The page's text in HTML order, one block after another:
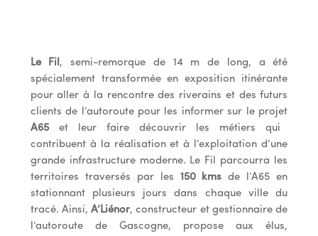
Le Fil , semi-remorque de 14 m de long, a été
spécialement transformée en exposition itinérante
pour aller à la rencontre des riverains et des futurs
clients de l’autoroute pour les informer sur le projet
A65et leur faire découvrir les métiers qui
contribuent à la réalisation et à l’exploitation d’une
grande infrastructure moderne. Le Fil parcourra les
territoires traversés par les 150 kms de l’A65 en
stationnant plusieurs jours dans chaque ville du
tracé. Ainsi,A’Liénor, constructeur et gestionnaire de
l’autoroute de Gascogne, propose aux élus,